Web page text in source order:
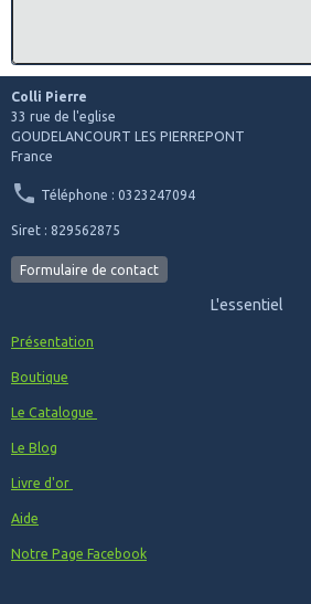
Colli Pierre
33 rue de l'eglise
GOUDELANCOURT LES PIERREPONT
France
Téléphone : 0323247094
Siret : 829562875
Formulaire de contact
L'essentiel
Présentation
Boutique
Le Catalogue
Le Blog
Livre d'or
Aide
Notre Page Facebook